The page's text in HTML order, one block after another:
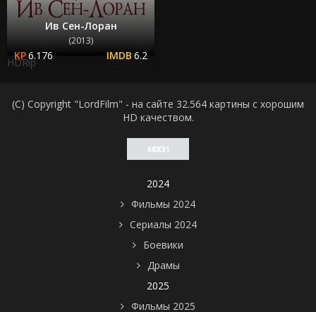
Ив Сен-Лоран
(2013)
6.176 6.2
HDRip
(C) Copyright "LordFilm" - на сайте 32.564 картины с хорошим
HD качеством.
2024
Фильмы 2024
Сериалы 2024
Боевики
Драмы
2025
Фильмы 2025